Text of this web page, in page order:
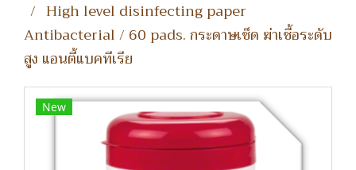
High level disinfecting paper
Antibacterial / 60 pads. กระดาษเช็ด ฆ่าเชื้อระดับ
สูง แอนตี้แบคทีเรีย
New